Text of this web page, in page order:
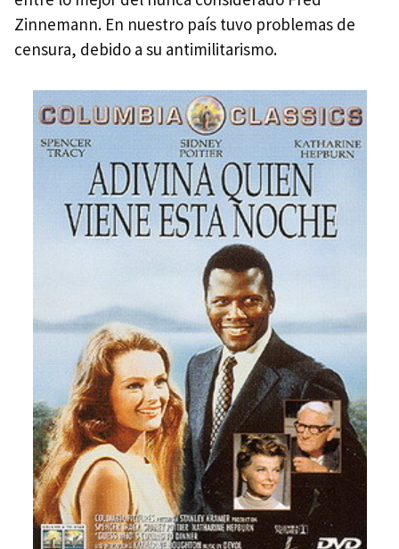
Zinnemann. En nuestro país tuvo problemas de
censura, debido a su antimilitarismo.